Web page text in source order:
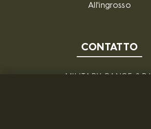
All'ingrosso
CONTATTO
MILITARY RANGE S.R.L.